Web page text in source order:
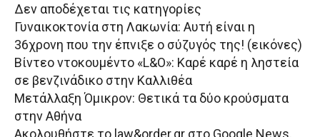
Δεν αποδέχεται τις κατηγορίες
Γυναικοκτονία στη Λακωνία: Αυτή είναι η
36χρονη που την έπνιξε ο σύζυγός της! (εικόνες)
Βίντεο ντοκουμέντο «L&O»: Καρέ καρέ η ληστεία
σε βενζινάδικο στην Καλλιθέα
Μετάλλαξη Όμικρον: Θετικά τα δύο κρούσματα
στην Αθήνα